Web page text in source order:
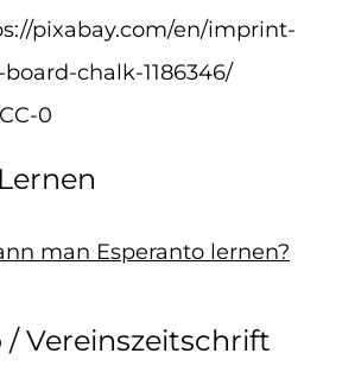
pixabay.com/en/imprint-
chalk-1186346/
CC-0
man Esperanto lernen?
Vereinszeitschrift